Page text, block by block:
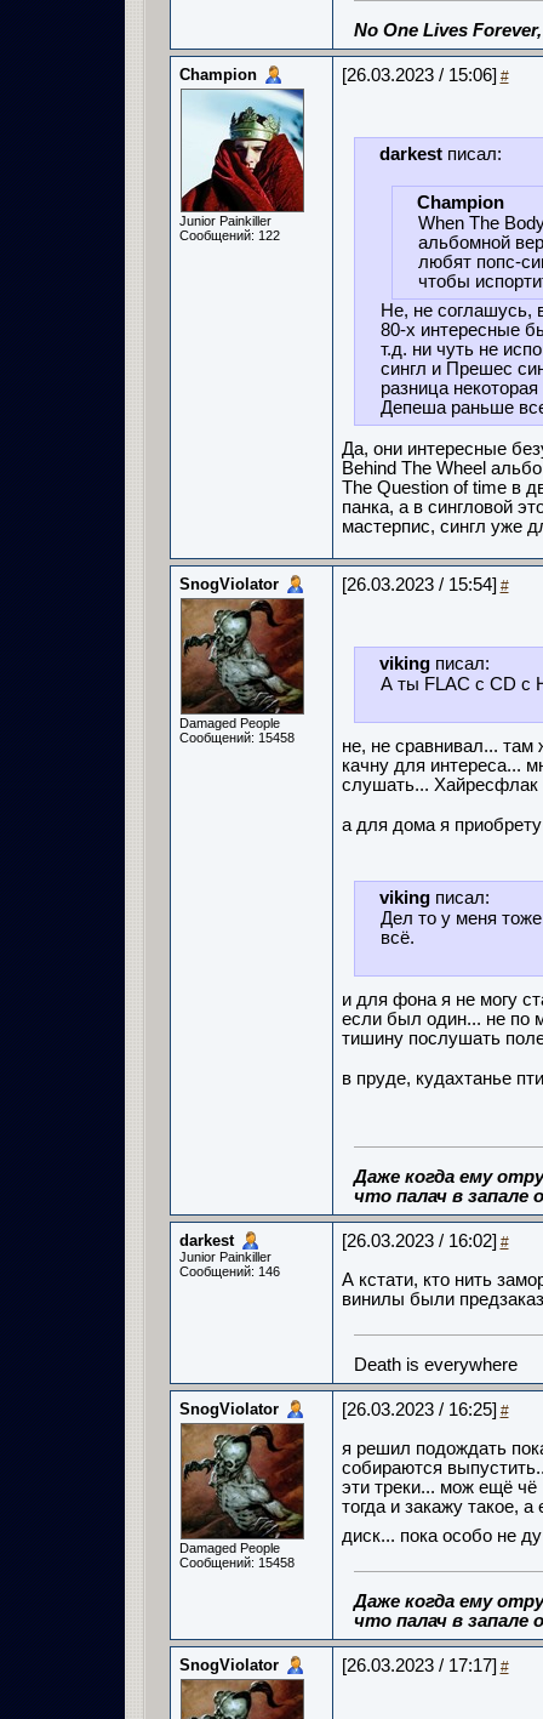
No One Lives
Champion
Junior Painkiller
Сообщений: 122
[26.03.2023 / 15:06] #
darkestписал:
Champion
When The
альбомной
любят попс-
чтобы
Не, не соглашусь,
80-х интересные
т.д. ни чуть не
сингл и Прешес
разница
Депеша раньше
Да, они интересные
Behind The Wheel
The Question of time в
панка, а в сингловой
мастерпис, сингл уже
SnogViolator
Damaged People
Сообщений: 15458
[26.03.2023 / 15:54] #
vikingписал:
А ты FLAC с CD с
не, не сравнивал...
качну для интереса...
слушать...
а для дома я
vikingписал:
Дел то у меня тоже
всё.
и для фона я не могу
если был один... не по
тишину послушать
в пруде, кудахтанье
Даже когда ему
что палач в запале
darkest
Junior Painkiller
Сообщений: 146
[26.03.2023 / 16:02] #
А кстати, кто нить
винилы были
Death is everywhere
SnogViolator
Damaged People
Сообщений: 15458
[26.03.2023 / 16:25] #
я решил подождать
собираются
эти треки... мож ещё чё
тогда и закажу такое,
диск... пока особо не
Даже когда ему
что палач в запале
SnogViolator [26.03.2023 / 17:17] #